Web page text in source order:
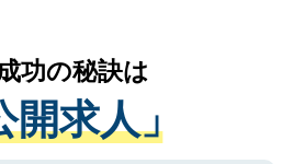
取り扱いについての厳密な
した事業者のみに付与され
ーマークを取得済みです。
在の医療機関の状況や紹介
がら、適切なアドバイスを
ます。すぐにご転職をされ
期的なサポートが可能です
功の秘訣は
開求人」